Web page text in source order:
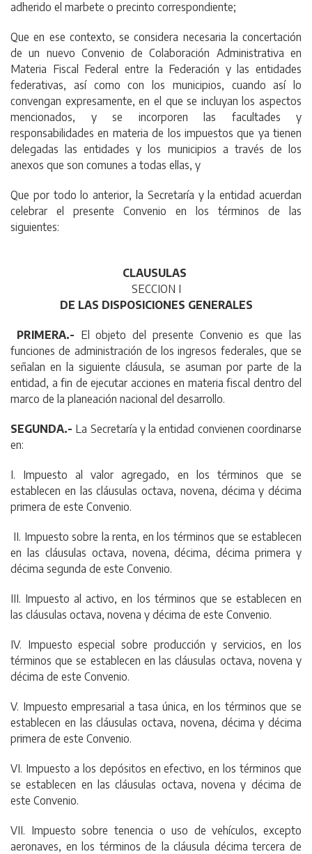
adherido el marbete o precinto correspondiente;
Que en ese contexto, se considera necesaria la concertación
de un nuevo Convenio de Colaboración Administrativa en
Materia Fiscal Federal entre la Federación y las entidades
federativas, así como con los municipios, cuando así lo
convengan expresamente, en el que se incluyan los aspectos
mencionados, y se incorporen las facultades y
responsabilidades en materia de los impuestos que ya tienen
delegadas las entidades y los municipios a través de los
anexos que son comunes a todas ellas, y
Que por todo lo anterior, la Secretaría y la entidad acuerdan
celebrar el presente Convenio en los términos de las
siguientes:
CLAUSULAS
SECCION I
DE LAS DISPOSICIONES GENERALES
PRIMERA.- El objeto del presente Convenio es que las
funciones de administración de los ingresos federales, que se
señalan en la siguiente cláusula, se asuman por parte de la
entidad, a fin de ejecutar acciones en materia fiscal dentro del
marco de la planeación nacional del desarrollo.
SEGUNDA.- La Secretaría y la entidad convienen coordinarse
en:
I. Impuesto al valor agregado, en los términos que se
establecen en las cláusulas octava, novena, décima y décima
primera de este Convenio.
II. Impuesto sobre la renta, en los términos que se establecen
en las cláusulas octava, novena, décima, décima primera y
décima segunda de este Convenio.
III. Impuesto al activo, en los términos que se establecen en
las cláusulas octava, novena y décima de este Convenio.
IV. Impuesto especial sobre producción y servicios, en los
términos que se establecen en las cláusulas octava, novena y
décima de este Convenio.
V. Impuesto empresarial a tasa única, en los términos que se
establecen en las cláusulas octava, novena, décima y décima
primera de este Convenio.
VI. Impuesto a los depósitos en efectivo, en los términos que
se establecen en las cláusulas octava, novena y décima de
este Convenio.
VII. Impuesto sobre tenencia o uso de vehículos, excepto
aeronaves, en los términos de la cláusula décima tercera de